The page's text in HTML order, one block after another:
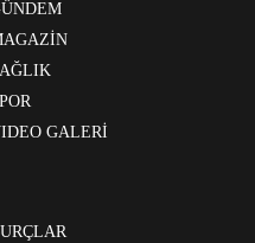
GALERİ